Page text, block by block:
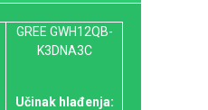
GREE GWH12QB-
K3DNA3C
Učinak hlađenja: